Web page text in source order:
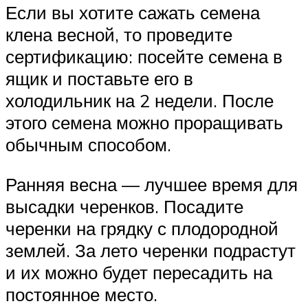
Если вы хотите сажать семена
клена весной, то проведите
сертификацию: посейте семена в
ящик и поставьте его в
холодильник на 2 недели. После
этого семена можно проращивать
обычным способом.
Ранняя весна — лучшее время для
высадки черенков. Посадите
черенки на грядку с плодородной
землей. За лето черенки подрастут
и их можно будет пересадить на
постоянное место.